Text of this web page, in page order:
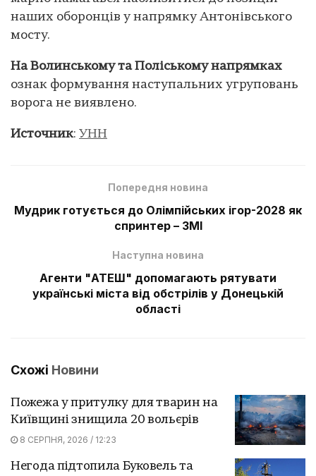
наших оборонців у напрямку Антонівського
мосту.
На Волинському та Поліському напрямках
ознак формування наступальних угруповань
ворога не виявлено.
Источник: УНН
Попередня новина
Мудрик готується до Олімпійських ігор-2028 як
спринтер – ЗМІ
Наступна новина
Агенти "АТЕШ" допомагають рятувати
українські міста від обстрілів у Донецькій
області
Схожі Новини
Пожежа у притулку для тварин на
Київщині знищила 20 вольєрів
8 СЕРПНЯ, 2026 / 12:23
Негода підтопила Буковель та